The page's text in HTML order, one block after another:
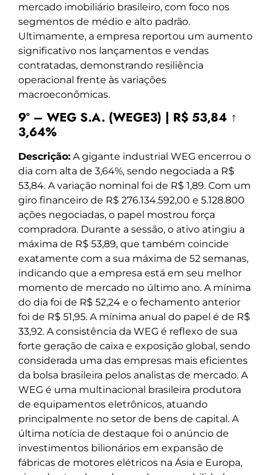
mercado imobiliário brasileiro, com foco nos
segmentos de médio e alto padrão.
Ultimamente, a empresa reportou um aumento
significativo nos lançamentos e vendas
contratadas, demonstrando resiliência
operacional frente às variações
macroeconômicas.
9º – WEG S.A. (WEGE3) | R$ 53,84 ↑
3,64%
Descrição: A gigante industrial WEG encerrou o
dia com alta de 3,64%, sendo negociada a R$
53,84. A variação nominal foi de R$ 1,89. Com um
giro financeiro de R$ 276.134.592,00 e 5.128.800
ações negociadas, o papel mostrou força
compradora. Durante a sessão, o ativo atingiu a
máxima de R$ 53,89, que também coincide
exatamente com a sua máxima de 52 semanas,
indicando que a empresa está em seu melhor
momento de mercado no último ano. A mínima
do dia foi de R$ 52,24 e o fechamento anterior
foi de R$ 51,95. A mínima anual do papel é de R$
33,92. A consistência da WEG é reflexo de sua
forte geração de caixa e exposição global, sendo
considerada uma das empresas mais eficientes
da bolsa brasileira pelos analistas de mercado. A
WEG é uma multinacional brasileira produtora
de equipamentos eletrônicos, atuando
principalmente no setor de bens de capital. A
última notícia de destaque foi o anúncio de
investimentos bilionários em expansão de
fábricas de motores elétricos na Ásia e Europa,